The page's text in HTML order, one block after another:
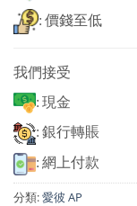
: 價錢至低
我們接受
: 現金
: 銀行轉賬
: 網上付款
分類:愛彼 AP